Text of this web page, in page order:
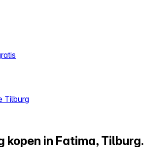
Tilburg
kopen in Fatima, Tilburg.